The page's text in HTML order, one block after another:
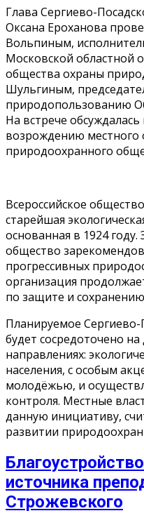
Глава Сергиево-
Оксана Ероханова
Вольпиным,
Московской областной
общества охраны
Шульгиным,
природопользованию
На встрече
возрождению местного
природоохранного
Всероссийское
старейшая
основанная в 1924
общество
прогрессивных
организация
по защите и
Планируемое
будет сосредоточено
направлениях:
населения, с особым
молодёжью, и
контроля. Местные
данную инициативу,
развитии
источника
Строжевского